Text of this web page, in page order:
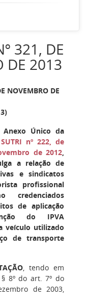
321, DE
DE 2013
NOVEMBRO DE
Único da
nº 222, de
de 2012,
a relação de
e sindicatos
profissional
credenciados
de aplicação
do IPVA
veículo utilizado
de transporte
, tendo em
8º do art. 7º do
de 2003,